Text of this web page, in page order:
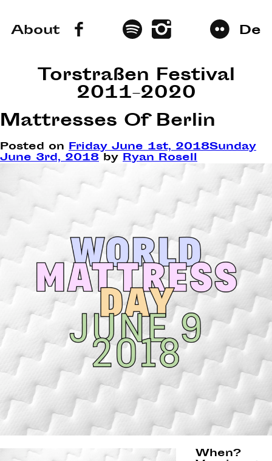
About De
Torstraßen Festival
2011–2020
Mattresses Of Berlin
Posted on Friday June 1st, 2018Sunday
June 3rd, 2018 by Ryan Rosell
When?